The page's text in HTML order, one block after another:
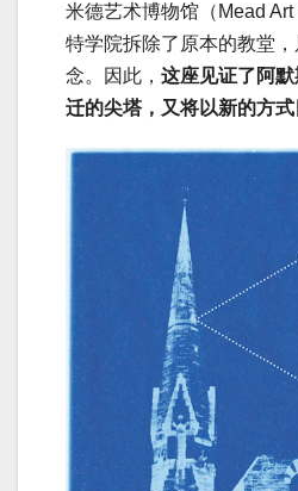
米德艺术博物馆（Mead
特学院拆除了原本的教堂
念。因此， 这座见证了阿
迁的尖塔，又将以新的方